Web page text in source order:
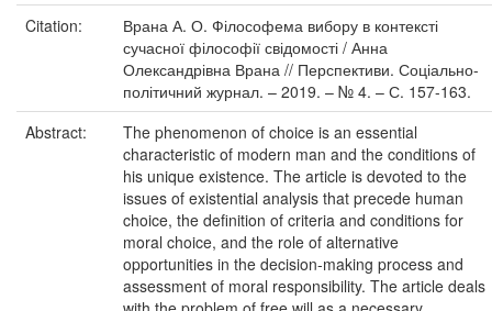
Citation:
Врана А. О. Філософема вибору в контексті
сучасної філософії свідомості / Анна
Олександрівна Врана // Перспективи. Соціально-
політичний журнал. – 2019. – № 4. – С. 157-163.
Abstract:
The phenomenon of choice is an essential
characteristic of modern man and the conditions of
his unique existence. The article is devoted to the
issues of existential analysis that precede human
choice, the definition of criteria and conditions for
moral choice, and the role of alternative
opportunities in the decision-making process and
assessment of moral responsibility. The article deals